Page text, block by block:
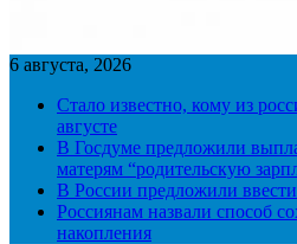
6 августа, 2026
Стало известно, кому из
августе
В Госдуме предложили
матерям “родительскую
В России предложили
Россиянам назвали способ
накопления